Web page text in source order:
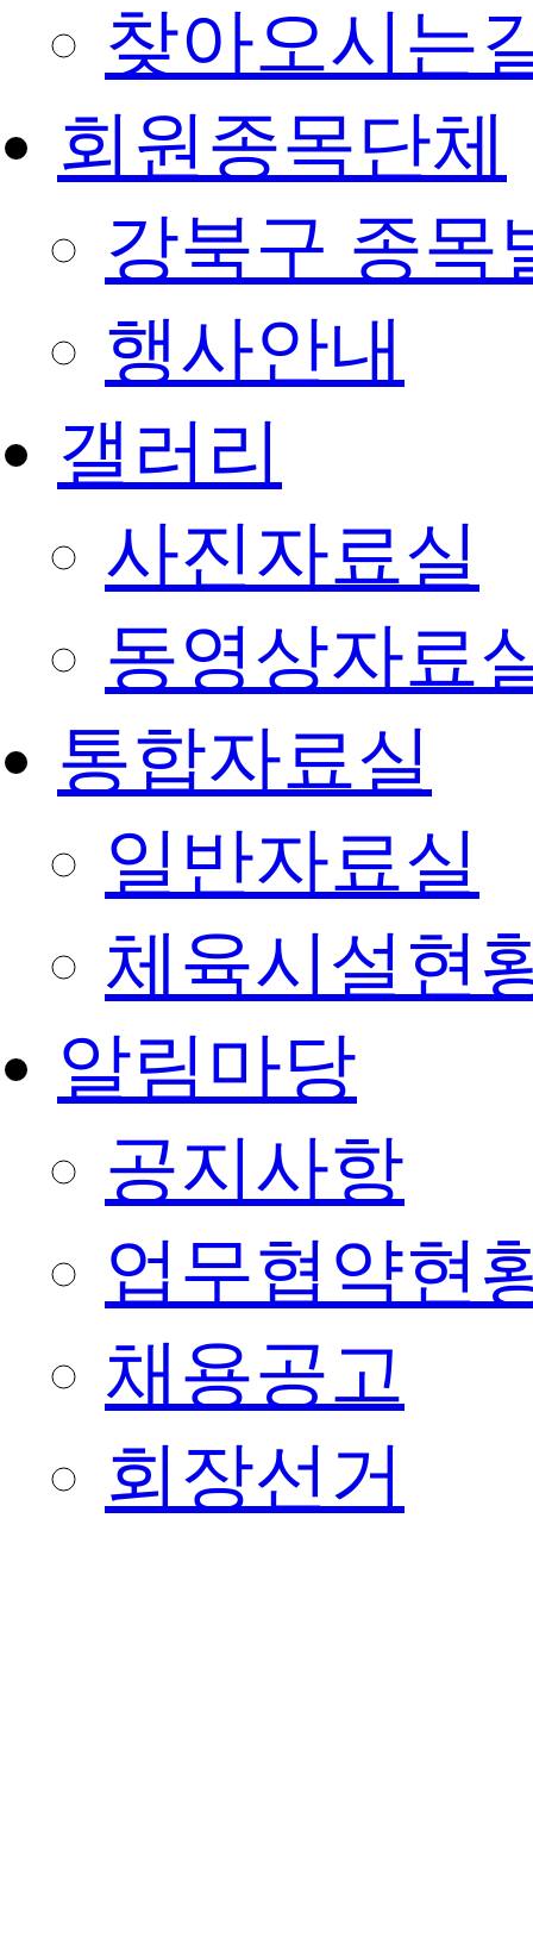
찾아오시는
회원종목단체
강북구 종목
행사안내
갤러리
사진자료실
동영상자료
통합자료실
일반자료실
체육시설현
알림마당
공지사항
업무협약현
채용공고
회장선거